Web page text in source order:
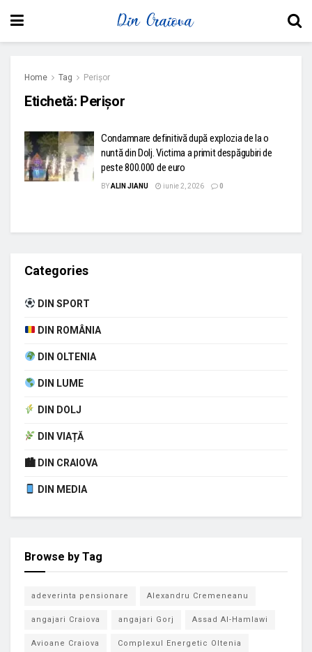
Home Tag Perișor
Etichetă: Perișor
Condamnare definitivă după explozia de la o
nuntă din Dolj. Victima a primit despăgubiri de
peste 800.000 de euro
BYALIN JIANU iunie 2, 2026 0
Categories
DIN SPORT
DIN ROMÂNIA
DIN OLTENIA
DIN LUME
DIN DOLJ
DIN VIAȚĂ
🏙 DIN CRAIOVA
DIN MEDIA
Browse by Tag
adeverinta pensionare Alexandru Cremeneanu
angajari Craiova angajari Gorj Assad Al-Hamlawi
Avioane Craiova Complexul Energetic Oltenia